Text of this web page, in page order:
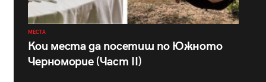
МЕСТА
Кои места да посетиш по Южното
Черноморие (Част II)